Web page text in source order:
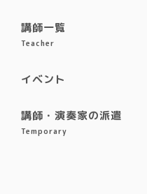
講師一覧
Teacher
イベント
講師・演奏家の派遣
Temporary